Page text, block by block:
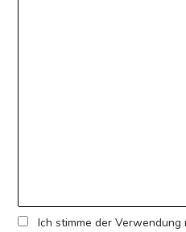
Ich stimme der